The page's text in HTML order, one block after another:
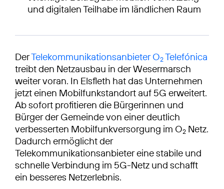
und digitalen Teilhabe im ländlichen Raum
DerTelekommunikationsanbieter O2Telefónica
treibt den Netzausbau in der Wesermarsch
weiter voran. In Elsfleth hat das Unternehmen
jetzt einen Mobilfunkstandort auf 5G erweitert.
Ab sofort profitieren die Bürgerinnen und
Bürger der Gemeinde von einer deutlich
verbesserten Mobilfunkversorgung im O2 Netz.
Dadurch ermöglicht der
Telekommunikationsanbieter eine stabile und
schnelle Verbindung im 5G-Netz und schafft
ein besseres Netzerlebnis.